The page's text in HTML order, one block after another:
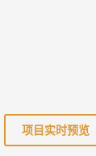
项目实时预览